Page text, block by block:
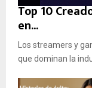
Top 10
en...
Los streamers y
que dominan la